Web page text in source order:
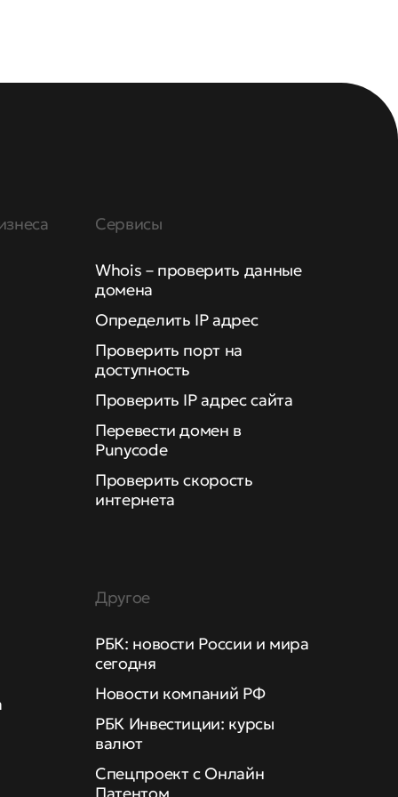
Сервисы
Whois – проверить данные
домена
Определить IP адрес
Проверить порт на
доступность
Проверить IP адрес сайта
Перевести домен в
Punycode
Проверить скорость
интернета
Другое
РБК: новости России и мира
сегодня
Новости компаний РФ
РБК Инвестиции: курсы
валют
Спецпроект с Онлайн